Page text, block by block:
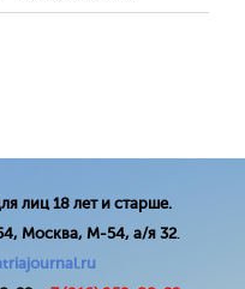
лиц 18 лет и старше.
Москва, М-54, а/я 32.